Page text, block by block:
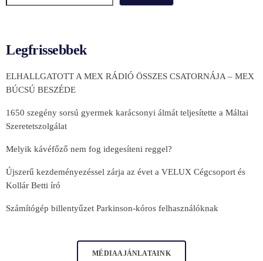
Legfrissebbek
ELHALLGATOTT A MEX RÁDIÓ ÖSSZES CSATORNÁJA – MEX
BÚCSÚ BESZÉDE
1650 szegény sorsú gyermek karácsonyi álmát teljesítette a Máltai
Szeretetszolgálat
Melyik kávéfőző nem fog idegesíteni reggel?
Újszerű kezdeményezéssel zárja az évet a VELUX Cégcsoport és
Kollár Betti író
Számítógép billentyűzet Parkinson-kóros felhasználóknak
MÉDIAAJÁNLATAINK